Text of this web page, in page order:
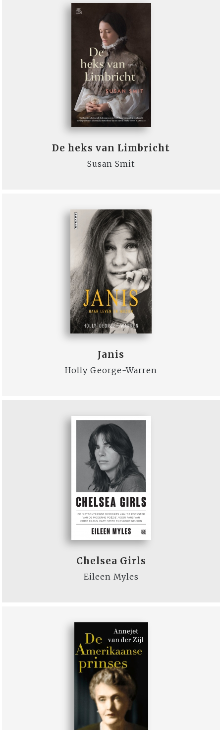
De heks van Limbricht
Susan Smit
Janis
Holly George-Warren
Chelsea Girls
Eileen Myles